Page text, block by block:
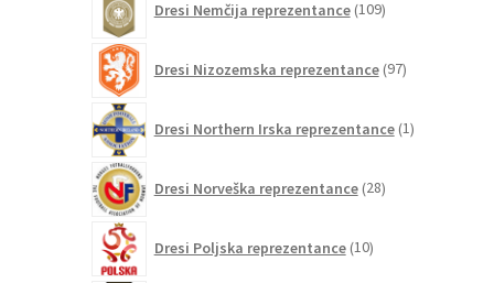
Dresi Nemčija reprezentance 109izdelkov
Dresi Nizozemska reprezentance 97izdelkov
Dresi Northern Irska reprezentance 1izdelek
Dresi Norveška reprezentance 28izdelkov
Dresi Poljska reprezentance 10izdelkov